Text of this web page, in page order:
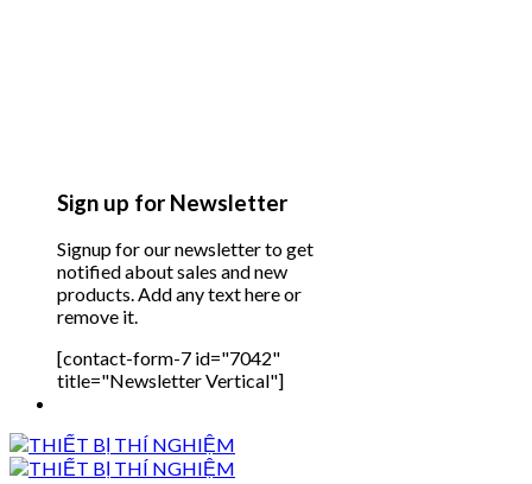
Sign up for Newsletter
Signup for our newsletter to get
notified about sales and new
products. Add any text here or
remove it.
[contact-form-7 id="7042"
title="Newsletter Vertical"]